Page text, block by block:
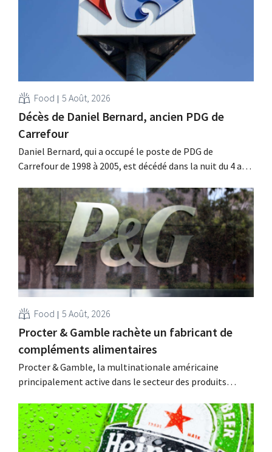
Food 5 Août, 2026
Décès de Daniel Bernard, ancien PDG de
Carrefour
Daniel Bernard, qui a occupé le poste de PDG de
Carrefour de 1998 à 2005, est décédé dans la nuit du 4 au 5
l'enseigne, mené à bien la fusion avec Promodès et
racheté GB, alors leader du marché belge.
Food 5 Août, 2026
Procter & Gamble rachète un fabricant de
compléments alimentaires
Procter & Gamble, la multinationale américaine
principalement active dans le secteur des produits
milliards pour le rachat de Thorne, un fabricant de
compléments alimentaires.